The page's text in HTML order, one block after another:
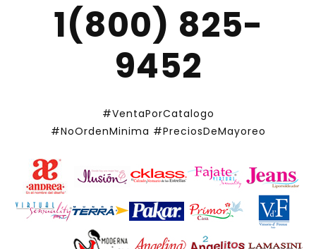
1(800) 825-
9452
#VentaPorCatalogo
#NoOrdenMinima #PreciosDeMayoreo